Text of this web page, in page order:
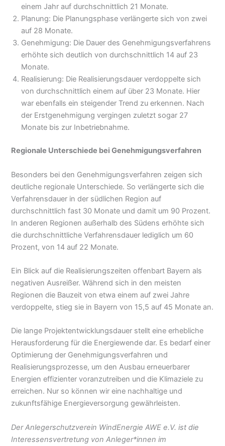
einem Jahr auf durchschnittlich 21 Monate.
Planung: Die Planungsphase verlängerte sich von zwei
auf 28 Monate.
Genehmigung: Die Dauer des Genehmigungsverfahrens
erhöhte sich deutlich von durchschnittlich 14 auf 23
Monate.
Realisierung: Die Realisierungsdauer verdoppelte sich
von durchschnittlich einem auf über 23 Monate. Hier
war ebenfalls ein steigender Trend zu erkennen. Nach
der Erstgenehmigung vergingen zuletzt sogar 27
Monate bis zur Inbetriebnahme.
Regionale Unterschiede bei Genehmigungsverfahren
Besonders bei den Genehmigungsverfahren zeigen sich
deutliche regionale Unterschiede. So verlängerte sich die
Verfahrensdauer in der südlichen Region auf
durchschnittlich fast 30 Monate und damit um 90 Prozent.
In anderen Regionen außerhalb des Südens erhöhte sich
die durchschnittliche Verfahrensdauer lediglich um 60
Prozent, von 14 auf 22 Monate.
Ein Blick auf die Realisierungszeiten offenbart Bayern als
negativen Ausreißer. Während sich in den meisten
Regionen die Bauzeit von etwa einem auf zwei Jahre
verdoppelte, stieg sie in Bayern von 15,5 auf 45 Monate an.
Die lange Projektentwicklungsdauer stellt eine erhebliche
Herausforderung für die Energiewende dar. Es bedarf einer
Optimierung der Genehmigungsverfahren und
Realisierungsprozesse, um den Ausbau erneuerbarer
Energien effizienter voranzutreiben und die Klimaziele zu
erreichen. Nur so können wir eine nachhaltige und
zukunftsfähige Energieversorgung gewährleisten.
Der Anlegerschutzverein WindEnergie AWE e.V. ist die
Interessensvertretung von Anleger*innen im